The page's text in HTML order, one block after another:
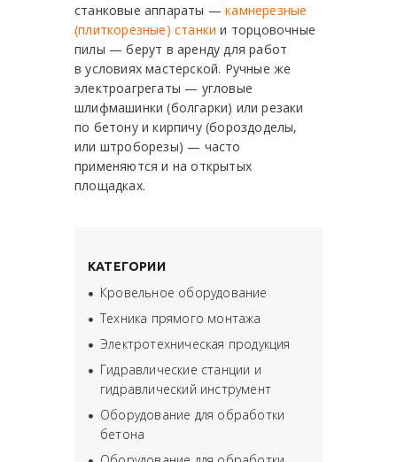
станковые аппараты —камнерезные
(плиткорезные) станки и торцовочные
пилы — берут в аренду для работ
в условиях мастерской. Ручные же
электроагрегаты — угловые
шлифмашинки (болгарки) или резаки
по бетону и кирпичу (бороздоделы,
или штроборезы) — часто
применяются и на открытых
площадках.
КАТЕГОРИИ
Кровельное оборудование
Техника прямого монтажа
Электротехническая продукция
Гидравлические станции и
гидравлический инструмент
Оборудование для обработки
бетона